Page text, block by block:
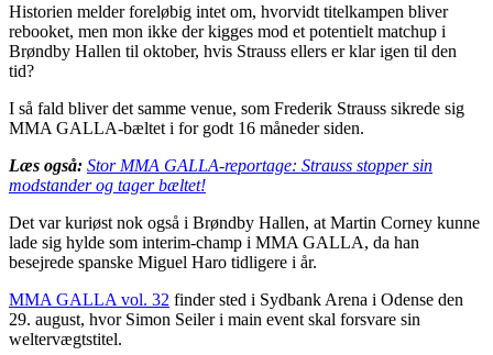
Historien melder foreløbig intet om, hvorvidt titelkampen bliver
rebooket, men mon ikke der kigges mod et potentielt matchup i
Brøndby Hallen til oktober, hvis Strauss ellers er klar igen til den
tid?
I så fald bliver det samme venue, som Frederik Strauss sikrede sig
MMA GALLA-bæltet i for godt 16 måneder siden.
Læs også: Stor MMA GALLA-reportage: Strauss stopper sin
modstander og tager bæltet!
Det var kuriøst nok også i Brøndby Hallen, at Martin Corney kunne
lade sig hylde som interim-champ i MMA GALLA, da han
besejrede spanske Miguel Haro tidligere i år.
MMA GALLA vol. 32 finder sted i Sydbank Arena i Odense den
29. august, hvor Simon Seiler i main event skal forsvare sin
weltervægtstitel.